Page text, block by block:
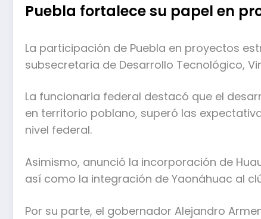
Puebla fortalece su papel en
La participación de Puebla en proyectos
subsecretaria de Desarrollo Tecnológico,
La funcionaria federal destacó que el
en territorio poblano, superó las
nivel federal.
Asimismo, anunció la incorporación de
así como la integración de Yaonáhuac al
Por su parte, el gobernador Alejandro